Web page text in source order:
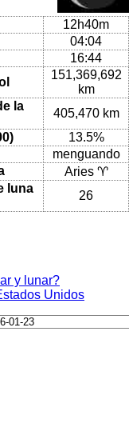
12h40m
04:04
16:44
151,369,692
km
la
405,470 km
13.5%
menguando
Aries ♈
luna
26
y lunar?
Unidos
01-23